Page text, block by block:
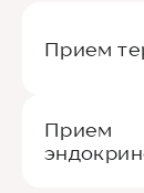
Прием
Прием